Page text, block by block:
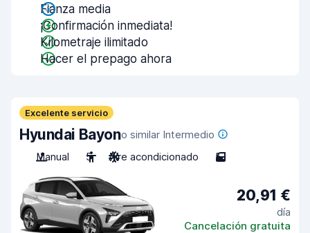
Fianza media
¡Confirmación inmediata!
Kilometraje ilimitado
Hacer el prepago ahora
Excelente servicio
Hyundai Bayono similar Intermedio
Manual
5 Aire acondicionado 5
20,91 €
día
Cancelación gratuita